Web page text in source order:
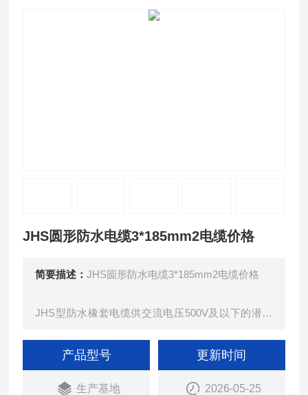
JHS圆形防水电缆3*185mm2电缆价格
简要描述：JHS圆形防水电缆3*185mm2电缆价格
JHS型防水橡套电缆供交流电压500V及以下的潜水
有好的电气绝缘性能。防水橡套电缆弯曲性能好，能
承受经常的移动.
产品型号
生产基地
更新时间
2026-05-25